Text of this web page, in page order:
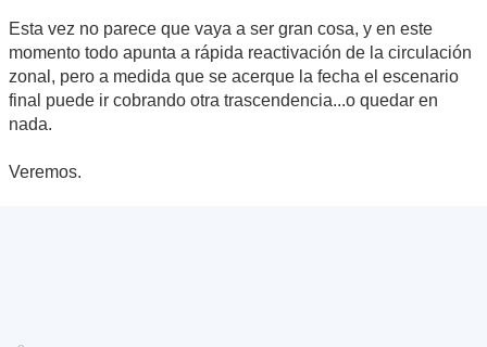
Esta vez no parece que vaya a ser gran cosa, y en este
momento todo apunta a rápida reactivación de la circulación
zonal, pero a medida que se acerque la fecha el escenario
final puede ir cobrando otra trascendencia...o quedar en
nada.
Veremos.